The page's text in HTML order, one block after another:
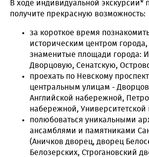
В ходе индивидуальной экскурсии*
получите прекрасную возможность:
за короткое время
историческим центром
знаменитые площади города:
Дворцовую, Сенатскую,
проехать по Невскому
центральным улицам -
Английской набережной,
набережной,
полюбоваться уникальными
ансамблями и памятниками
(Аничков дворец, дворец
Белозерских, Строгановский